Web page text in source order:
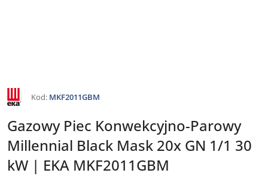
NAZWA
PRODUCENTA:
EKA
Kod: MKF2011GBM
Gazowy Piec Konwekcyjno-Parowy
Millennial Black Mask 20x GN 1/1 30
kW | EKA MKF2011GBM